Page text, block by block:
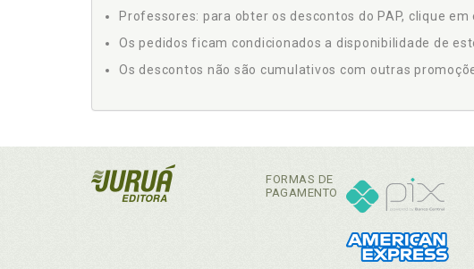
Professores: para obter os descontos do PAP, clique
Os pedidos ficam condicionados a disponibilidade de
Os descontos não são cumulativos com outras
FORMAS DE
PAGAMENTO